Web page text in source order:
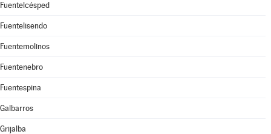
Fuentelcésped
Fuentelisendo
Fuentemolinos
Fuentenebro
Fuentespina
Galbarros
Grijalba